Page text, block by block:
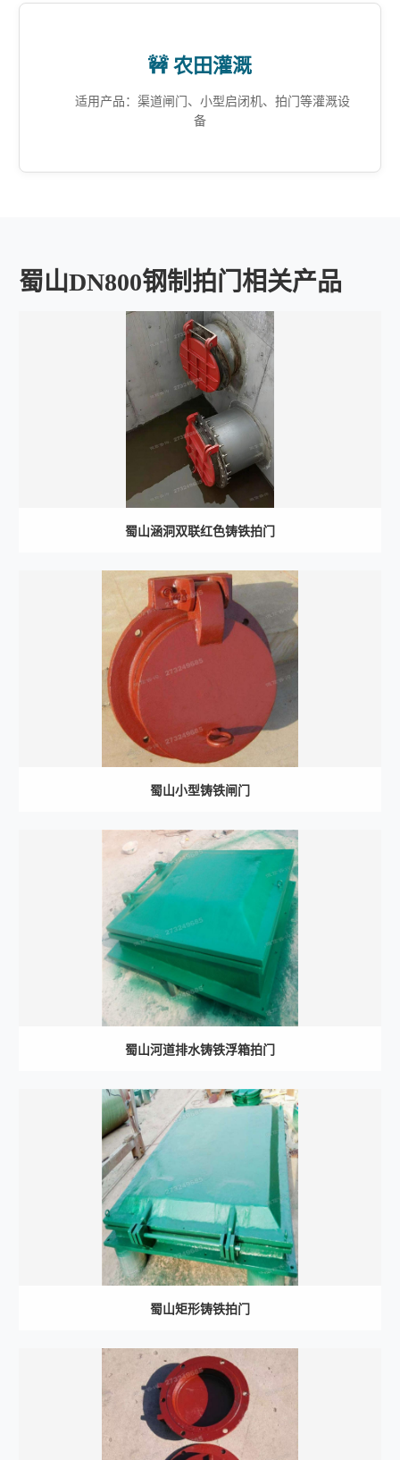
🚧 农田灌溉
适用产品：渠道闸门、小型启闭机、拍门等灌溉设
备
蜀山DN800钢制拍门相关产品
蜀山涵洞双联红色铸铁拍门
蜀山小型铸铁闸门
蜀山河道排水铸铁浮箱拍门
蜀山矩形铸铁拍门